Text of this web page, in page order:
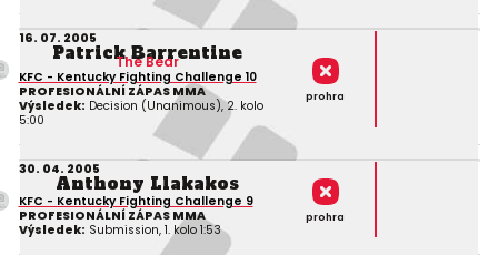
16. 07. 2005
Patrick Barrentine
The Bear
KFC - Kentucky Fighting Challenge 10
PROFESIONÁLNÍ ZÁPAS MMA
Výsledek: Decision (Unanimous), 2. kolo
5:00
prohra
30. 04. 2005
Anthony Llakakos
KFC - Kentucky Fighting Challenge 9
PROFESIONÁLNÍ ZÁPAS MMA
Výsledek: Submission, 1. kolo 1:53
prohra